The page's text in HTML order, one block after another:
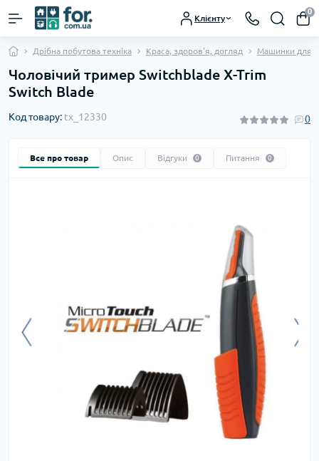
Клієнту
0
Дрібна побутова техніка Краса, здоров'я, догляд Машинки для
Чоловічий тример Switchblade X-Trim
Switch Blade
Код товару: tx_12330 0
Все про товар Опис Відгуки 0 Питання 0